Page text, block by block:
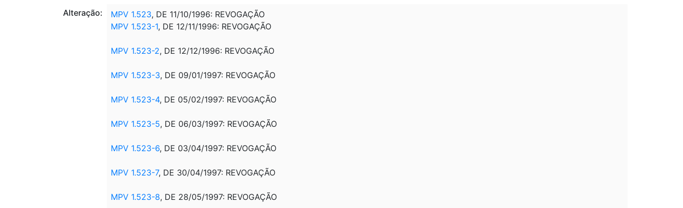
Alteração:
MPV 1.523, DE 11/10/1996: REVOGAÇÃO
MPV 1.523-1, DE 12/11/1996: REVOGAÇÃO
MPV 1.523-2, DE 12/12/1996: REVOGAÇÃO
MPV 1.523-3, DE 09/01/1997: REVOGAÇÃO
MPV 1.523-4, DE 05/02/1997: REVOGAÇÃO
MPV 1.523-5, DE 06/03/1997: REVOGAÇÃO
MPV 1.523-6, DE 03/04/1997: REVOGAÇÃO
MPV 1.523-7, DE 30/04/1997: REVOGAÇÃO
MPV 1.523-8, DE 28/05/1997: REVOGAÇÃO